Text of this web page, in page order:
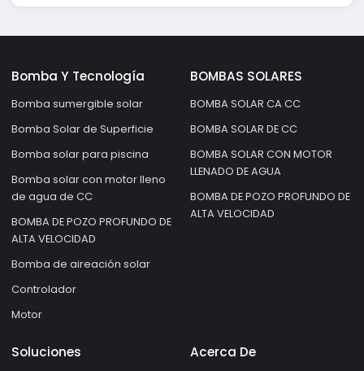
Bomba Y Tecnología
Bomba sumergible solar
Bomba Solar de Superficie
Bomba solar para piscina
Bomba solar con motor lleno
de agua de CC
BOMBA DE POZO PROFUNDO DE
ALTA VELOCIDAD
Bomba de aireación solar
Controlador
Motor
BOMBAS SOLARES
BOMBA SOLAR CA CC
BOMBA SOLAR DE CC
BOMBA SOLAR CON MOTOR
LLENADO DE AGUA
BOMBA DE POZO PROFUNDO DE
ALTA VELOCIDAD
Soluciones Acerca De